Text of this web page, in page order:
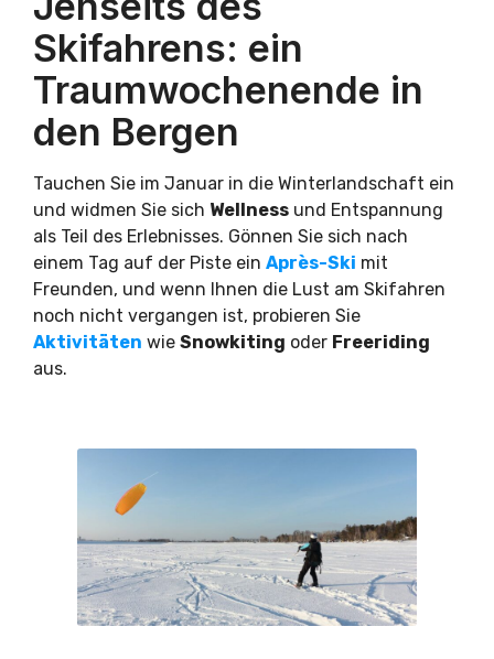
Skifahrens: ein
Traumwochenende in
den Bergen
Tauchen Sie im Januar in die Winterlandschaft ein
und widmen Sie sich Wellness und Entspannung
als Teil des Erlebnisses. Gönnen Sie sich nach
einem Tag auf der Piste ein Après-Ski mit
Freunden, und wenn Ihnen die Lust am Skifahren
noch nicht vergangen ist, probieren Sie
Aktivitäten wie Snowkiting oder Freeriding
aus.